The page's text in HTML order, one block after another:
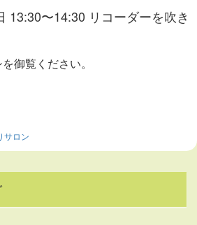
13:30〜14:30 リコーダーを吹き
御覧ください。
サロン